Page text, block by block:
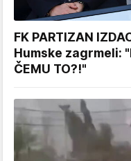
FK PARTIZAN
Humske zagrmeli:
ČEMU TO?!"